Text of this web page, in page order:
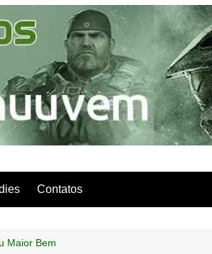
Contatos
Maior Bem